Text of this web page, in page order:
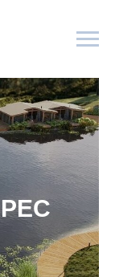
21
ПАРКИ2